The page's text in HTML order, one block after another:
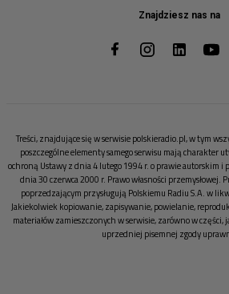
Znajdziesz nas na
Treści, znajdujące się w serwisie polskieradio.pl, w tym
poszczególne elementy samego serwisu mają charakter
ochroną Ustawy z dnia 4 lutego 1994 r. o prawie autorskim i
dnia 30 czerwca 2000 r. Prawo własności przemysłowej.
poprzedzającym przysługują Polskiemu Radiu S.A. w
Jakiekolwiek kopiowanie, zapisywanie, powielanie,
materiałów zamieszczonych w serwisie, zarówno w części,
uprzedniej pisemnej zgody